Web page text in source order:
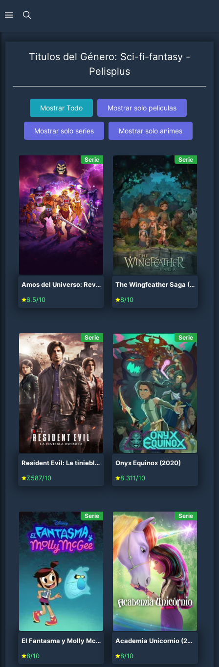
Titulos del Género: Sci-fi-fantasy -
Pelisplus
Mostrar Todo Mostrar solo peliculas
Mostrar solo series Mostrar solo animes
Serie
Amos del Universo: Revelación (2021)
6.5/10
Serie
The Wingfeather Saga (2022)
8/10
Serie
Resident Evil: La tiniebla infinita (2021)
7.587/10
Serie
Onyx Equinox (2020)
8.311/10
Serie
El Fantasma y Molly McGee (2021)
8/10
Serie
Academia Unicornio (2023)
8/10